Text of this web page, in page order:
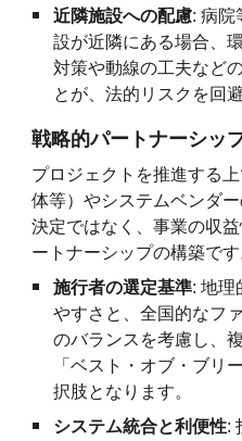
近隣施設への配慮: 病院
設が近隣にある場合、
対策や動線の工夫など
とが、法的リスクを回
戦略的パートナーシッ
プロジェクトを推進する
体等）やシステムベンダ
決定ではなく、事業の収
ートナーシップの構築です
施行者の選定基準: 地理
やすさと、全国的なフ
のバランスを考慮し、
「ベスト・オブ・ブリ
択肢となります。
システム統合と利便性: